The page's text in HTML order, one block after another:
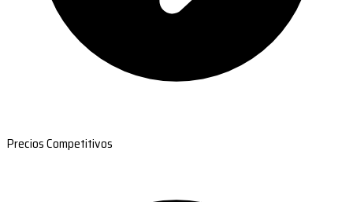
Precios Competitivos